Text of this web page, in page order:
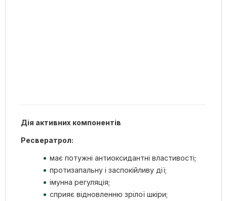
Дія активних компонентів
Ресвератрол:
має потужні антиоксидантні властивості;
протизапальну і заспокійливу дії;
імунна регуляція;
сприяє відновленню зрілої шкіри;